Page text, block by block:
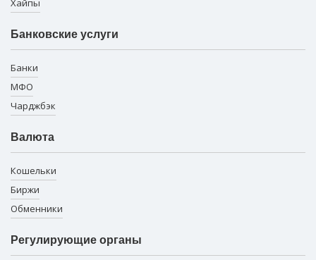
Хайпы
Банковские услуги
Банки
МФО
Чарджбэк
Валюта
Кошельки
Биржи
Обменники
Регулирующие органы